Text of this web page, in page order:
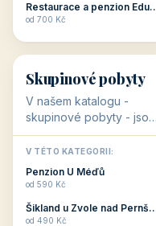
Restaurace a
od 700 Kč
👥
👥
32 objektů
Skupinové pobyty
V našem katalogu -
skupinové pobyty - jsou
pro Vás připraveny
objekty, které nabízí
ubytování skupin v
penzionech, hotelích a
Budete překva...
V TÉTO KATEGORII:
Penzion U Méďů
od 590 Kč
Šikland u Zvole
od 490 Kč